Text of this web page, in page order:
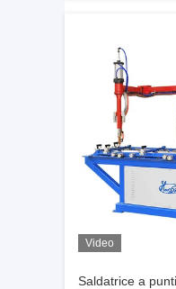
Video
Saldatrice a